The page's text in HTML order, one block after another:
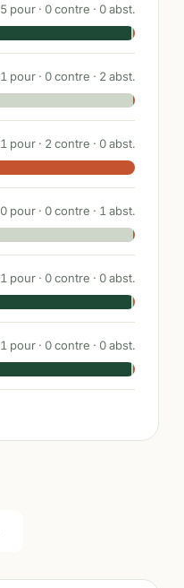
5 pour · 0contre · 0abst.
1 pour · 0contre · 2 abst.
1 pour · 2 contre · 0abst.
0 pour · 0contre · 1 abst.
1 pour · 0contre · 0abst.
1 pour · 0contre · 0abst.